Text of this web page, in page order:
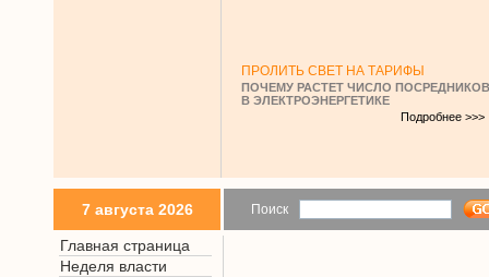
ПРОЛИТЬ СВЕТ НА ТАРИФЫ
ПОЧЕМУ РАСТЕТ ЧИСЛО ПОСРЕДНИКОВ
В ЭЛЕКТРОЭНЕРГЕТИКЕ
Подробнее >>>
7 августа 2026 Поиск
Главная страница
Неделя власти